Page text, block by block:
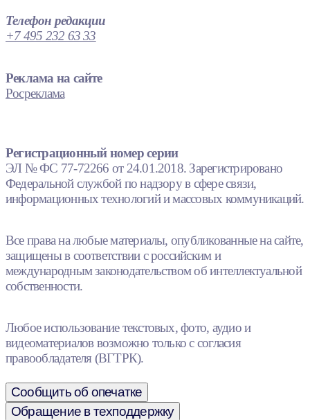
Телефон редакции
+7 495 232 63 33
Реклама на сайте
Росреклама
Регистрационный номер серии
ЭЛ № ФС 77-72266 от 24.01.2018. Зарегистрировано
Федеральной службой по надзору в сфере связи,
информационных технологий и массовых коммуникаций.
Все права на любые материалы, опубликованные на сайте,
защищены в соответствии с российским и
международным законодательством об интеллектуальной
собственности.
Любое использование текстовых, фото, аудио и
видеоматериалов возможно только с согласия
правообладателя (ВГТРК).
Сообщить об опечатке
Обращение в техподдержку